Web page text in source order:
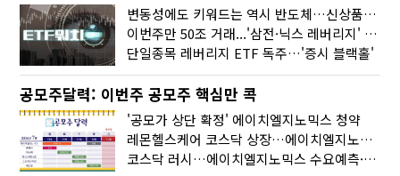
변동성에도 키워드는 역시 반도체…신상품은 우주·방산
이번주만 50조 거래...'삼전·닉스 레버리지' 수익률은 -30%
단일종목 레버리지 ETF 독주…'증시 블랙홀'
공모주달력: 이번주 공모주 핵심만 콕
'공모가 상단 확정' 에이치엘지노믹스 청약
레몬헬스케어 코스닥 상장…에이치엘지노믹스 수요예측
코스닥 러시…에이치엘지노믹스 수요예측·레메디 청약